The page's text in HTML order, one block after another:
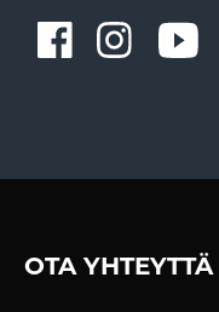
OTA YHTEYTTÄ